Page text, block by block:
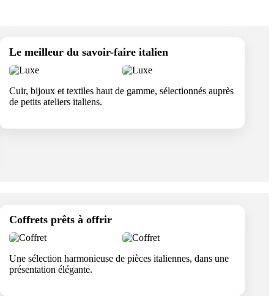
Le meilleur du savoir-faire italien
Cuir, bijoux et textiles haut de gamme, sélectionnés auprès
de petits ateliers italiens.
Coffrets prêts à offrir
Une sélection harmonieuse de pièces italiennes, dans une
présentation élégante.